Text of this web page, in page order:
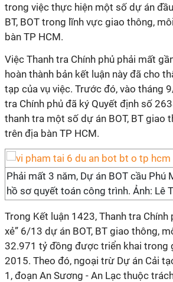
trong việc thực hiện một số dự án
BT, BOT trong lĩnh vực giao thông,
bàn TP HCM.
Việc Thanh tra Chính phủ phải mất
hoàn thành bản kết luận này đã cho
tạp của vụ việc. Trước đó, vào tháng
tra Chính phủ đã ký Quyết định số
thanh tra một số dự án BOT, BT giao
trên địa bàn TP HCM.
Phải mất 3 năm, Dự án BOT cầu Phú
hồ sơ quyết toán công trình. Ảnh: Lê
Trong Kết luận 1423, Thanh tra Chính
xẻ” 6/13 dự án BOT, BT giao thông,
32.971 tỷ đồng được triển khai trong
2015. Theo đó, ngoại trừ Dự án Cải
1, đoạn An Sương - An Lạc thuộc